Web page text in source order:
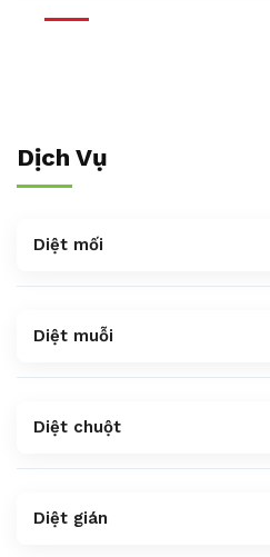
Dịch Vụ
Diệt mối
Diệt muỗi
Diệt chuột
Diệt gián